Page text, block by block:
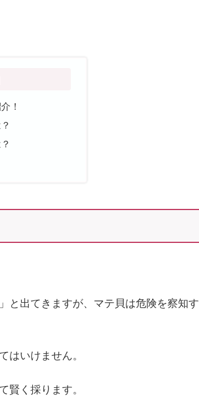
！
と出てきますが、マテ貝は危険を察知す
はいけません。
賢く採ります。